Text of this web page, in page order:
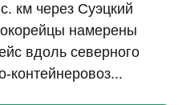
км через Суэцкий
намерены
вдоль северного
контейнеровоз...